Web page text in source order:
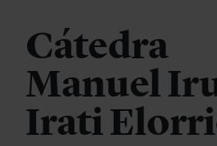
Cátedra
Manuel
Irati